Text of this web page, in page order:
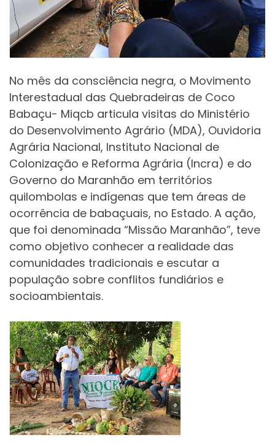
No mês da consciência negra, o Movimento
Interestadual das Quebradeiras de Coco
Babaçu- Miqcb articula visitas do Ministério
do Desenvolvimento Agrário (MDA), Ouvidoria
Agrária Nacional, Instituto Nacional de
Colonização e Reforma Agrária (Incra) e do
Governo do Maranhão em territórios
quilombolas e indígenas que tem áreas de
ocorrência de babaçuais, no Estado. A ação,
que foi denominada “Missão Maranhão”, teve
como objetivo conhecer a realidade das
comunidades tradicionais e escutar a
população sobre conflitos fundiários e
socioambientais.